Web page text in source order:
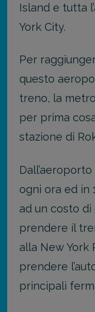
Island e tutta
York City.
Per
questo
treno, la
per prima
stazione di
ogni ora ed in
ad un costo di
prendere il
alla New York
prendere
principali